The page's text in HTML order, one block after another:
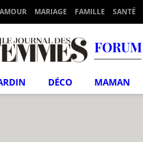
AMOUR MARIAGE FAMILLE SANTÉ
FORUM
DÉCO MAMAN